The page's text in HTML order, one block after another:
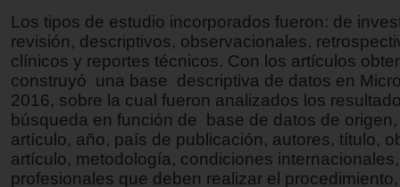
Los tipos de estudio incorporados fueron: de
revisión, descriptivos, observacionales,
clínicos y reportes técnicos. Con los artículos
construyó una base descriptiva de datos en
2016, sobre la cual fueron analizados los
búsqueda en función de base de datos de
artículo, año, país de publicación, autores, título,
artículo, metodología, condiciones internacionales,
profesionales que deben realizar el